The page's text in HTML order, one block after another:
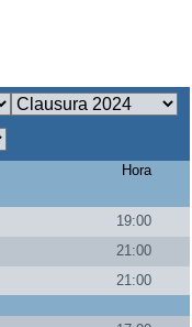
Hora
19:00
21:00
21:00